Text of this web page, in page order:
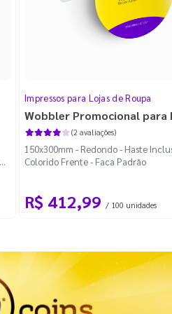
Impressos para Lojas de Roupa
Wobbler Promocional para
(2 avaliações)
150x300mm - Redondo - Haste
Colorido Frente - Faca Padrão
R$ 412,99 / 100 unidades